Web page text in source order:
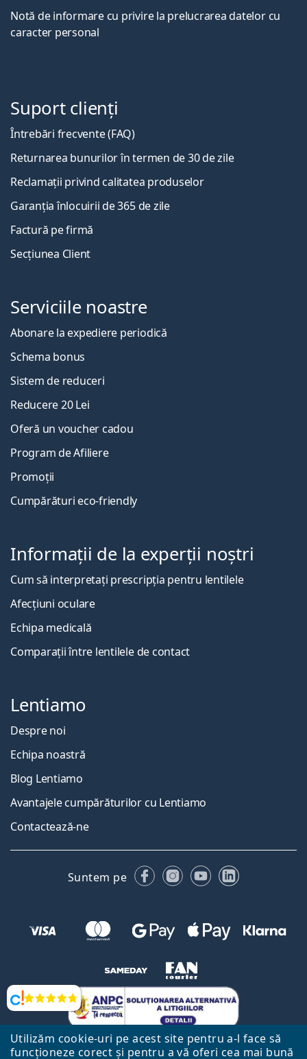
Utilizăm cookie-uri pe acest site pentru a-l face să
funcționeze corect și pentru a vă oferi cea mai bună
Opinii
Notă de informare cu privire la prelucrarea datelor cu
caracter personal
Suport clienți
Întrebări frecvente (FAQ)
Returnarea bunurilor în termen de 30 de zile
Reclamații privind calitatea produselor
Garanția înlocuirii de 365 de zile
Factură pe firmă
Secțiunea Client
Serviciile noastre
Abonare la expediere periodică
Schema bonus
Sistem de reduceri
Reducere 20 Lei
Oferă un voucher cadou
Program de Afiliere
Promoții
Cumpărături eco-friendly
Informații de la experții noștri
Cum să interpretați prescripția pentru lentilele
Afecțiuni oculare
Echipa medicală
Comparații între lentilele de contact
Lentiamo
Despre noi
Echipa noastră
Blog Lentiamo
Avantajele cumpărăturilor cu Lentiamo
Contactează-ne
Suntem pe FacebookInstagram
YouTubeLinkedIn